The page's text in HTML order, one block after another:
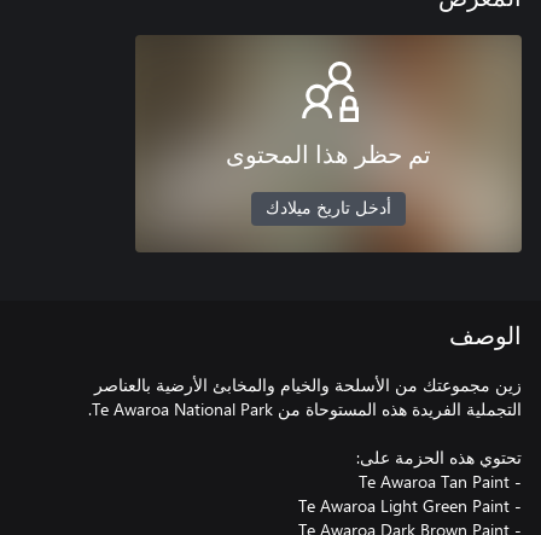
تم حظر هذا المحتوى
أدخل تاريخ ميلادك
الوصف
زين مجموعتك من الأسلحة والخيام والمخابئ الأرضية بالعناصر